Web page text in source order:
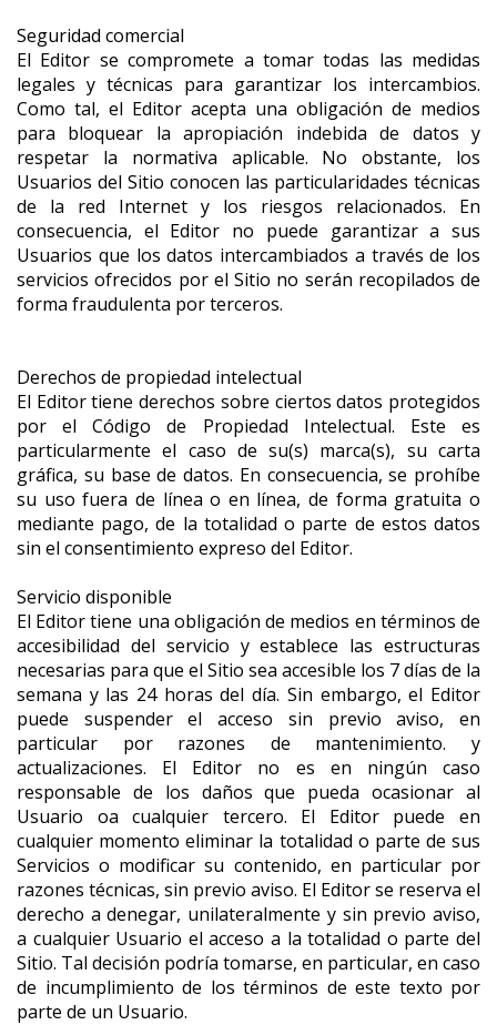
Seguridad comercial
El Editor se compromete a tomar todas las medidas
legales y técnicas para garantizar los intercambios.
Como tal, el Editor acepta una obligación de medios
para bloquear la apropiación indebida de datos y
respetar la normativa aplicable. No obstante, los
Usuarios del Sitio conocen las particularidades técnicas
de la red Internet y los riesgos relacionados. En
consecuencia, el Editor no puede garantizar a sus
Usuarios que los datos intercambiados a través de los
servicios ofrecidos por el Sitio no serán recopilados de
forma fraudulenta por terceros.
Derechos de propiedad intelectual
El Editor tiene derechos sobre ciertos datos protegidos
por el Código de Propiedad Intelectual. Este es
particularmente el caso de su(s) marca(s), su carta
gráfica, su base de datos. En consecuencia, se prohíbe
su uso fuera de línea o en línea, de forma gratuita o
mediante pago, de la totalidad o parte de estos datos
sin el consentimiento expreso del Editor.
Servicio disponible
El Editor tiene una obligación de medios en términos de
accesibilidad del servicio y establece las estructuras
necesarias para que el Sitio sea accesible los 7 días de la
semana y las 24 horas del día. Sin embargo, el Editor
puede suspender el acceso sin previo aviso, en
particular por razones de mantenimiento. y
actualizaciones. El Editor no es en ningún caso
responsable de los daños que pueda ocasionar al
Usuario oa cualquier tercero. El Editor puede en
cualquier momento eliminar la totalidad o parte de sus
Servicios o modificar su contenido, en particular por
razones técnicas, sin previo aviso. El Editor se reserva el
derecho a denegar, unilateralmente y sin previo aviso,
a cualquier Usuario el acceso a la totalidad o parte del
Sitio. Tal decisión podría tomarse, en particular, en caso
de incumplimiento de los términos de este texto por
parte de un Usuario.